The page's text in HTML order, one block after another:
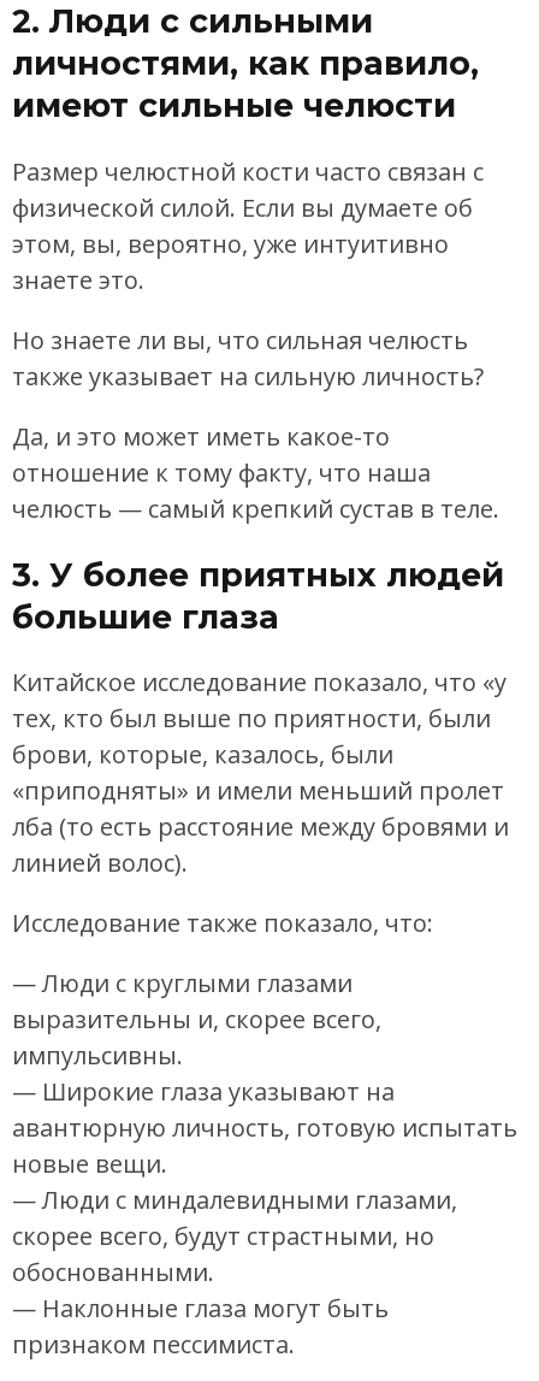
2. Люди с сильными
личностями, как правило,
имеют сильные челюсти
Размер челюстной кости часто связан с
физической силой. Если вы думаете об
этом, вы, вероятно, уже интуитивно
знаете это.
Но знаете ли вы, что сильная челюсть
также указывает на сильную личность?
Да, и это может иметь какое-то
отношение к тому факту, что наша
челюсть — самый крепкий сустав в теле.
3. У более приятных людей
большие глаза
Китайское исследование показало, что «у
тех, кто был выше по приятности, были
брови, которые, казалось, были
«приподняты» и имели меньший пролет
лба (то есть расстояние между бровями и
линией волос).
Исследование также показало, что:
— Люди с круглыми глазами
выразительны и, скорее всего,
импульсивны.
— Широкие глаза указывают на
авантюрную личность, готовую испытать
новые вещи.
— Люди с миндалевидными глазами,
скорее всего, будут страстными, но
обоснованными.
— Наклонные глаза могут быть
признаком пессимиста.